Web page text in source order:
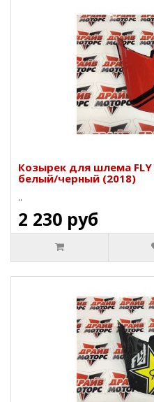
Козырек для шлема FLY
белый/черный (2018)
..
2 230 руб